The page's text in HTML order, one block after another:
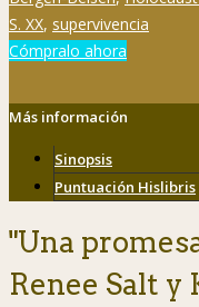
S. XX, supervivencia
Cómpralo ahora
Más información
Sinopsis
Puntuación Hislibris
"Una
Renee Salt y